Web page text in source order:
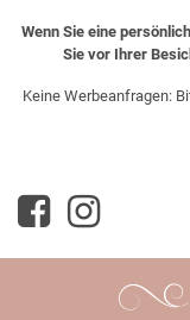
Wenn Sie eine
Sie vor Ihrer
Keine Werbeanfragen: